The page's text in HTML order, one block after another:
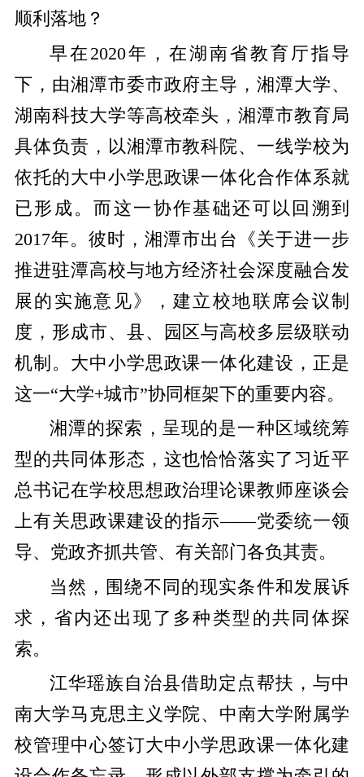
顺利落地？
早在2020年，在湖南省教育厅指导
下，由湘潭市委市政府主导，湘潭大学、
湖南科技大学等高校牵头，湘潭市教育局
具体负责，以湘潭市教科院、一线学校为
依托的大中小学思政课一体化合作体系就
已形成。而这一协作基础还可以回溯到
2017年。彼时，湘潭市出台《关于进一步
推进驻潭高校与地方经济社会深度融合发
展的实施意见》，建立校地联席会议制
度，形成市、县、园区与高校多层级联动
机制。大中小学思政课一体化建设，正是
这一“大学+城市”协同框架下的重要内容。
湘潭的探索，呈现的是一种区域统筹
型的共同体形态，这也恰恰落实了习近平
总书记在学校思想政治理论课教师座谈会
上有关思政课建设的指示——党委统一领
导、党政齐抓共管、有关部门各负其责。
当然，围绕不同的现实条件和发展诉
求，省内还出现了多种类型的共同体探
索。
江华瑶族自治县借助定点帮扶，与中
南大学马克思主义学院、中南大学附属学
校管理中心签订大中小学思政课一体化建